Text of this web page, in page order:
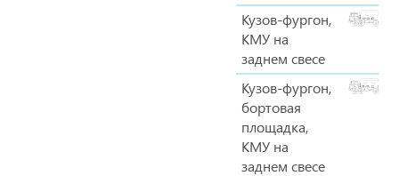
Кузов-фургон,
КМУ на
заднем свесе
Кузов-фургон,
бортовая
площадка,
КМУ на
заднем свесе